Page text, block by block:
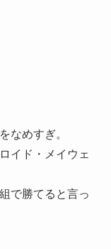
なめすぎ。
イド・メイウェ
で勝てると言っ